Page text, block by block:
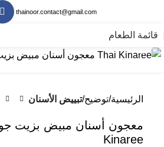
thainoor.contact@gmail.com
قائمة الطعام
انقر للتكبير
الرئيسية توضيح تبييض الأسنان
Kinaree